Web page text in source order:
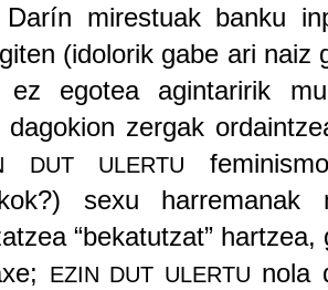
ín mirestuak banku
(idolorik gabe ari naiz
ez egotea agintaririk
dagokion zergak
DUT ULERTU
sexu harremanak
“bekatutzat” hartzea,
EZIN DUT ULERTU nola